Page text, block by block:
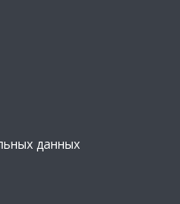
данных